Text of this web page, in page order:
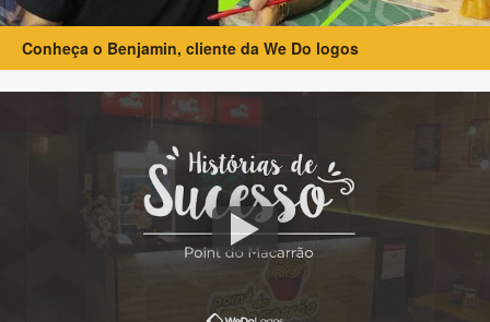
Conheça o Benjamin, cliente da We Do logos